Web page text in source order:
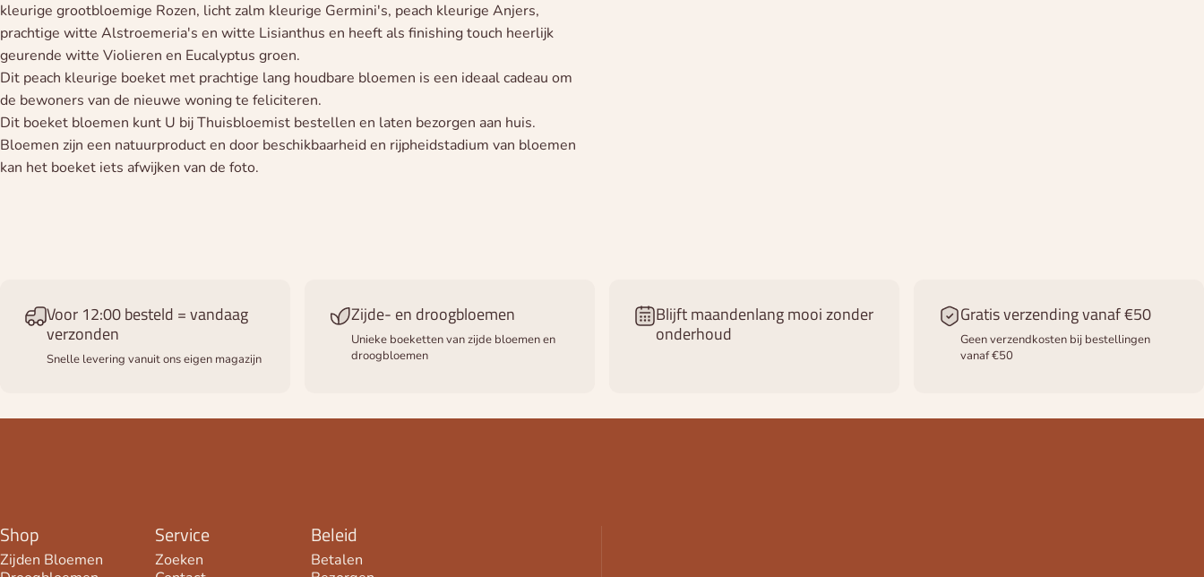
kleurige grootbloemige Rozen, licht zalm kleurige Germini's, peach kleurige Anjers,
prachtige witte Alstroemeria's en witte Lisianthus en heeft als finishing touch heerlijk
geurende witte Violieren en Eucalyptus groen.
Dit peach kleurige boeket met prachtige lang houdbare bloemen is een ideaal cadeau om
de bewoners van de nieuwe woning te feliciteren.
Dit boeket bloemen kunt U bij Thuisbloemist bestellen en laten bezorgen aan huis.
Bloemen zijn een natuurproduct en door beschikbaarheid en rijpheidstadium van bloemen
kan het boeket iets afwijken van de foto.
Voor 12:00 besteld = vandaag
verzonden
Snelle levering vanuit ons eigen magazijn
Zijde- en droogbloemen
Unieke boeketten van zijde bloemen en
droogbloemen
Blijft maandenlang mooi zonder
onderhoud
Gratis verzending vanaf €50
Geen verzendkosten bij bestellingen
vanaf €50
Shop
Zijden Bloemen
Service
Zoeken
Beleid
Betalen